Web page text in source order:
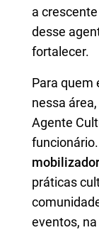
a
desse
fortalecer.
Para quem
nessa
Agente
mobilizador
práticas
eventos,